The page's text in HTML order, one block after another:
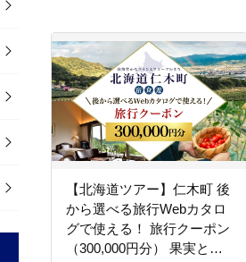
【北海道ツアー】仁木町 後
から選べる旅行Webカタロ
グで使える！ 旅行クーポン
（300,000円分） 果実とや